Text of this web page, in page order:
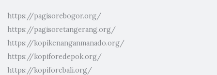
https://pagisorebogor.org/
https://pagisoretangerang.org/
https://kopikenanganmanado.org/
https://kopiforedepok.org/
https://kopiforebali.org/